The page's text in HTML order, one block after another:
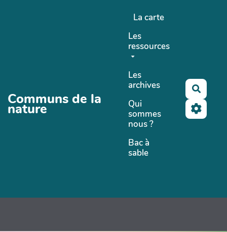
Communs de la
nature
La carte
Les
ressources
Les
archives
Qui
sommes
nous ?
Bac à
sable